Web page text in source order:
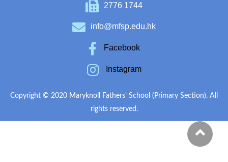
2776 1744
info@mfsp.edu.hk
Facebook
Instagram
Copyright © 2020 Maryknoll Fathers’ School (Primary Section). All
rights reserved.